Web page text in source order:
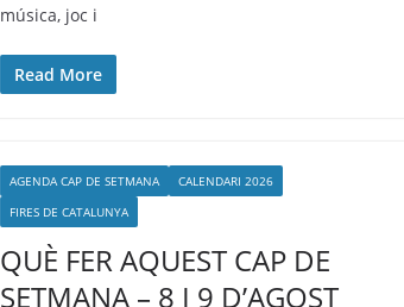
música, joc i
Read More
AGENDA CAP DE SETMANA
CALENDARI 2026
FIRES DE CATALUNYA
QUÈ FER AQUEST CAP DE
SETMANA – 8 I 9 D’AGOST